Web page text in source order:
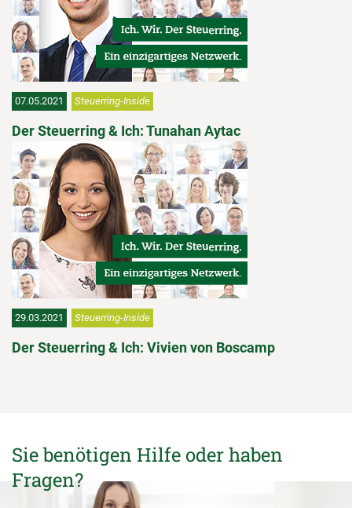
07.05.2021 Steuerring-Inside
Der Steuerring & Ich: Tunahan Aytac
29.03.2021 Steuerring-Inside
Der Steuerring & Ich: Vivien von Boscamp
Sie benötigen Hilfe oder haben
Fragen?